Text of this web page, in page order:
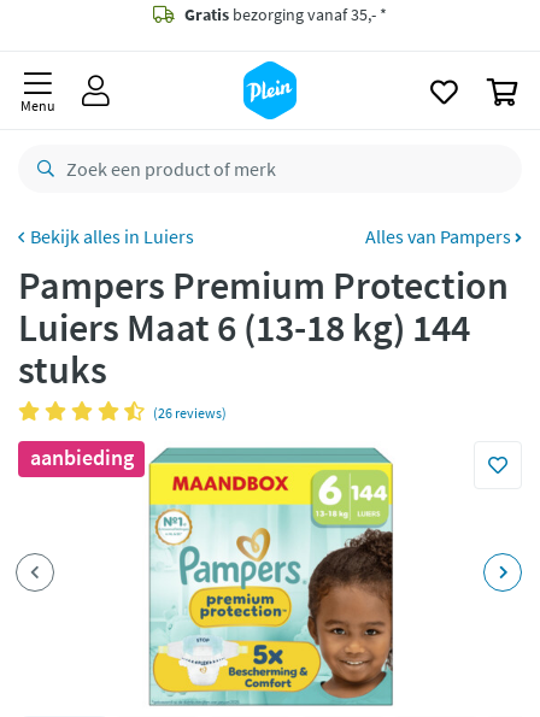
Gratis bezorging vanaf 35,- *
Bestelling uiterlijkzaterdag
retourneren
Betaal met Klarna
Menu
Luiers Alles van Pampers
Pampers Premium Protection
Luiers Maat 6 (13-18 kg) 144
stuks
(26 reviews)
aanbieding